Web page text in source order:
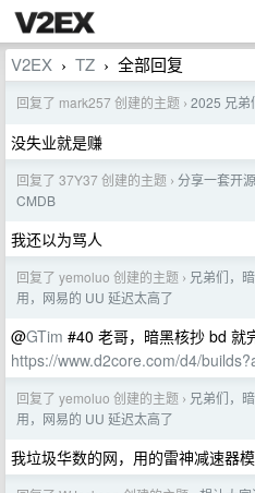
V2EX › TZ › 全部回复
回复了 mark257 创建的主题 › 2025 兄弟
没失业就是赚
回复了 37Y37 创建的主题 › 分享一套开
CMDB
我还以为骂人
回复了 yemoluo 创建的主题 › 兄弟们，
用，网易的 UU 延迟太高了
@GTim #40 老哥，暗黑核抄 bd 就
https://www.d2core.com/d4/
回复了 yemoluo 创建的主题 › 兄弟们，
用，网易的 UU 延迟太高了
我垃圾华数的网，用的雷神减速器